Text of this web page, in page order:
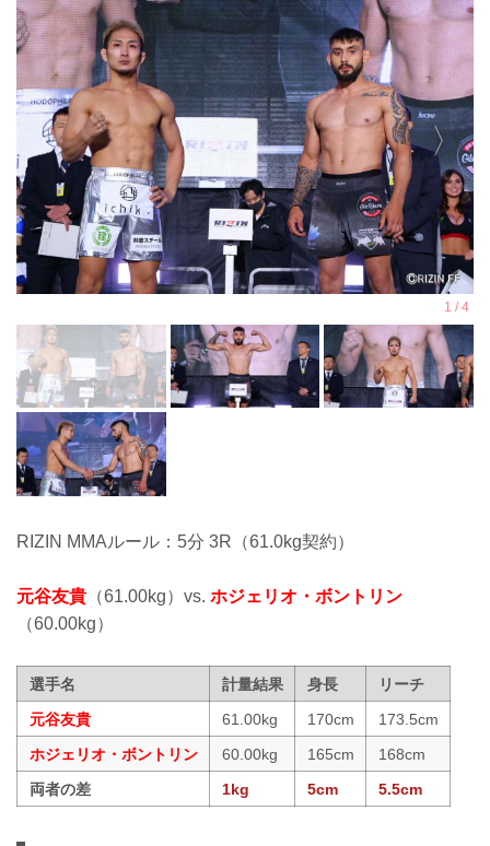
RIZIN MMAルール：5分 3R（61.0kg契約）
元谷友貴 （61.00kg）vs. ホジェリオ・ボントリン
（60.00kg）
選手名 計量結果 身長
リーチ
元谷友貴
61.00kg 170cm
173.5cm
ホジェリオ・ボントリン
60.00kg 165cm
168cm
両者の差
1kg 5cm 5.5cm